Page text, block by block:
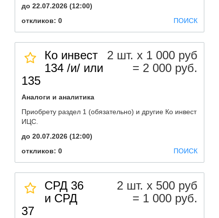
до 22.07.2026 (12:00)
откликов: 0
ПОИСК
Ко инвест
134 /и/ или
135
2 шт. х 1 000 руб
= 2 000 руб.
Аналоги и аналитика
Приобрету раздел 1 (обязательно) и другие Ко инвест
ИЦС.
до 20.07.2026 (12:00)
откликов: 0
ПОИСК
СРД 36
и СРД
37
2 шт. х 500 руб
= 1 000 руб.